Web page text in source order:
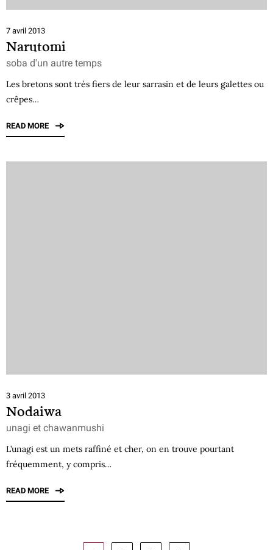
7 avril 2013
Narutomi
soba d'un autre temps
Les bretons sont très fiers de leur sarrasin et de leurs galettes ou
crêpes…
READ MORE
3 avril 2013
Nodaiwa
unagi et chawanmushi
L’unagi est un mets raffiné et cher, on en trouve pourtant
fréquemment, y compris…
READ MORE